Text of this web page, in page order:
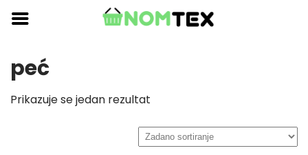
Skip
content
peć
Prikazuje se jedan rezultat